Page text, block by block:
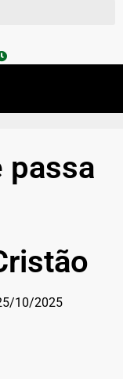
passa
10/2025